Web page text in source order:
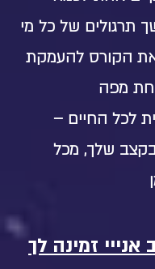
תרגולים של כל מי
הקורס להעמקת
מפה
לכל החיים –
שלך, מכל
אנייי זמינה לך